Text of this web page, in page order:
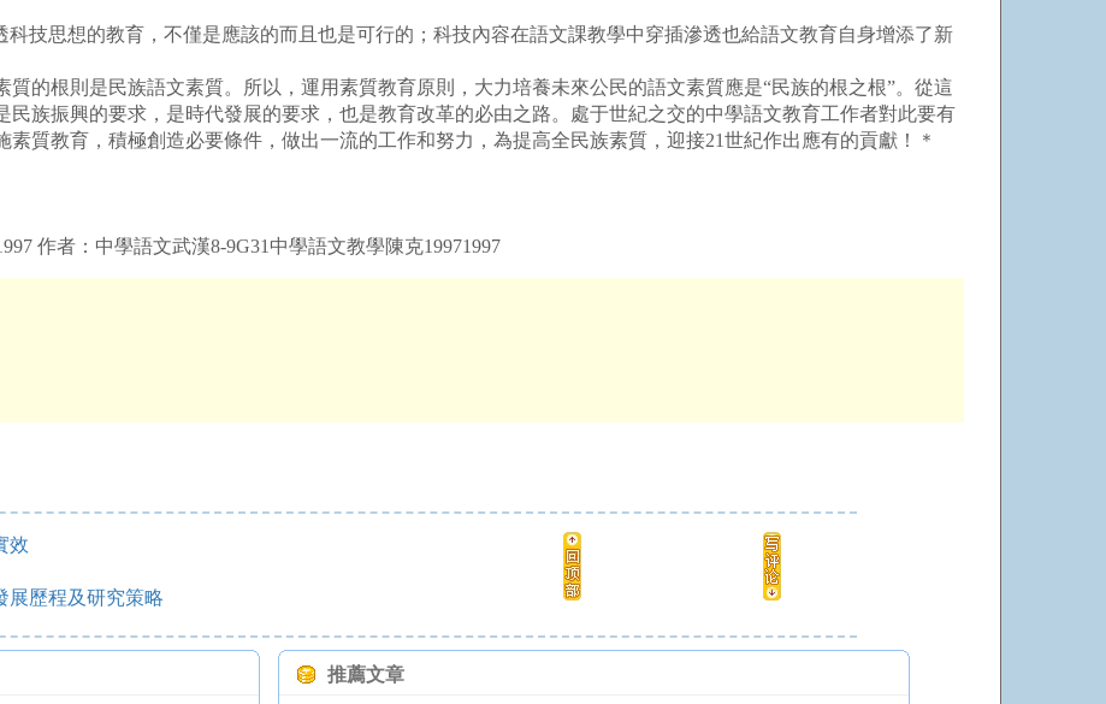
思想的教育，不僅是應該的而且也是可行的；科技內容在語文課教學中穿插滲透也給語文教育自身增添了新
根則是民族語文素質。所以，運用素質教育原則，大力培養未來公民的語文素質應是“民族的根之根”。從這
族振興的要求，是時代發展的要求，也是教育改革的必由之路。處于世紀之交的中學語文教育工作者對此要有
質教育，積極創造必要條件，做出一流的工作和努力，為提高全民族素質，迎接21世紀作出應有的貢獻！＊
作者：中學語文武漢8-9G31中學語文教學陳克19971997
效
展歷程及研究策略
推薦文章